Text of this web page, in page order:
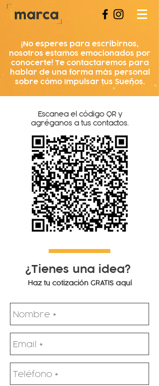
¡No esperes para escribirnos,
nosotros estamos emocionados por
conocerte! Te contactaremos para
hablar de una forma más personal
sobre cómo Impulsar tus Sueños.
Escanea el código QR y
agréganos a tus contactos.
¿Tienes una idea?
Haz tu cotización GRATIS aquí